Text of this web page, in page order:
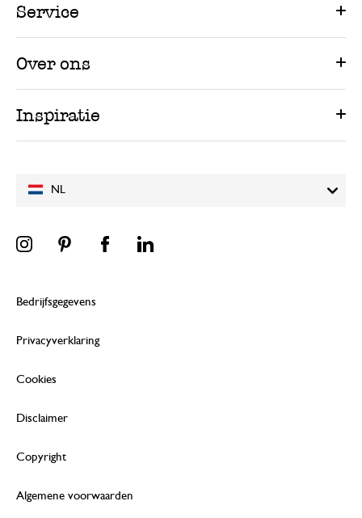
NL
Service
Over ons
Inspiratie
Bedrijfsgegevens
Privacyverklaring
Cookies
Disclaimer
Copyright
Algemene voorwaarden